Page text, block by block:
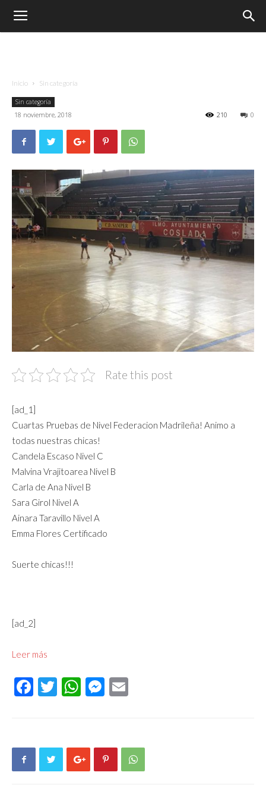
Inicio Sin categoría
Sin categoría
18 noviembre, 2018 0
210
Rate this post
[ad_1]
Cuartas Pruebas de Nivel Federacion Madrileña! Animo a
todas nuestras chicas!
Candela Escaso Nivel C
Malvina Vrajitoarea Nivel B
Carla de Ana Nivel B
Sara Girol Nivel A
Ainara Taravillo Nivel A
Emma Flores Certificado
Suerte chicas!!!
[ad_2]
Leer más
Facebook
Twitter
WhatsApp
Messenger